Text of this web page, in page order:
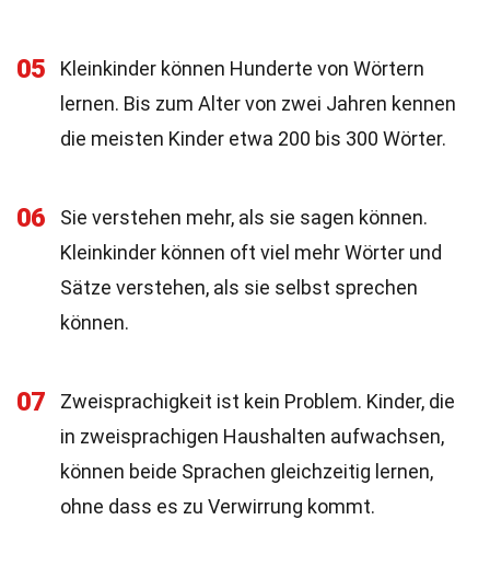
05
Kleinkinder können Hunderte von Wörtern
lernen. Bis zum Alter von zwei Jahren kennen
die meisten Kinder etwa 200 bis 300 Wörter.
06
Sie verstehen mehr, als sie sagen können.
Kleinkinder können oft viel mehr Wörter und
Sätze verstehen, als sie selbst sprechen
können.
07
Zweisprachigkeit ist kein Problem. Kinder, die
in zweisprachigen Haushalten aufwachsen,
können beide Sprachen gleichzeitig lernen,
ohne dass es zu Verwirrung kommt.